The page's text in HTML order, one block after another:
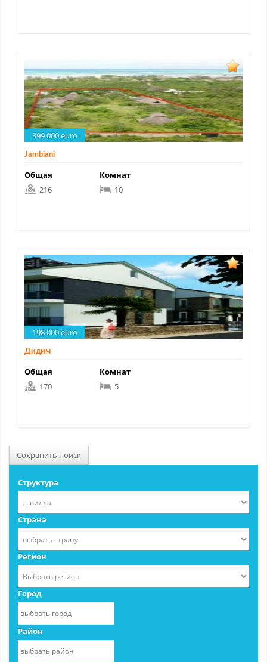
399 000 euro
Jambiani
Общая
216
Комнат
10
198 000 euro
Дидим
Общая
170
Комнат
5
Сохранить поиск
Структура
Страна
Регион
Город
Район